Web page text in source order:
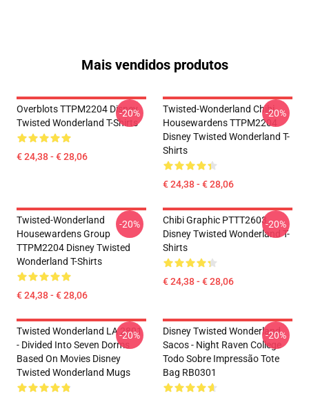
Mais vendidos produtos
Overblots TTPM2204 Disney
Twisted Wonderland T-Shirts
€ 24,38 - € 28,06
-20%
Twisted-Wonderland Chibi
Housewardens TTPM2204
Disney Twisted Wonderland T-
Shirts
€ 24,38 - € 28,06
-20%
Twisted-Wonderland
Housewardens Group
TTPM2204 Disney Twisted
Wonderland T-Shirts
€ 24,38 - € 28,06
-20%
Chibi Graphic PTTT2603
Disney Twisted Wonderland T-
Shirts
€ 24,38 - € 28,06
-20%
Twisted Wonderland LA 2801
- Divided Into Seven Dorms
Based On Movies Disney
Twisted Wonderland Mugs
-20%
Disney Twisted Wonderland
Sacos - Night Raven College
Todo Sobre Impressão Tote
Bag RB0301
-20%